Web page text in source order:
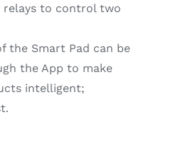
relays to control two
the Smart Pad can be
the App to make
intelligent;